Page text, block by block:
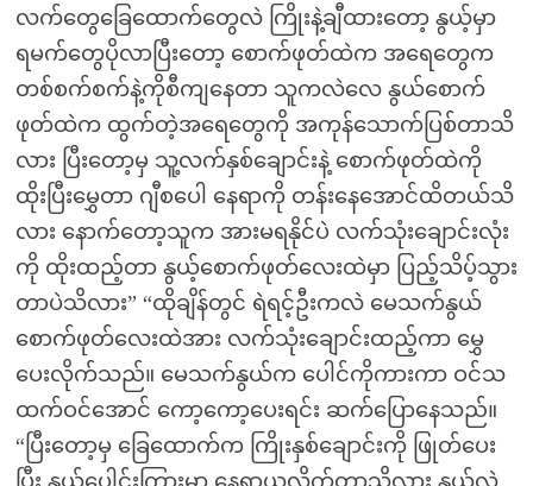
လက်တွေခြေထောက်တွေလဲ ကြိုးနဲ့ချီထားတော့ နွယ့်မှာ
ရမက်တွေပိုလာပြီးတော့ စောက်ဖုတ်ထဲက အရေတွေက
တစ်စက်စက်နဲ့ကိုစီကျနေတာ သူကလဲလေ နွယ်စောက်
ဖုတ်ထဲက ထွက်တဲ့အရေတွေကို အကုန်သောက်ပြစ်တာသိ
လား ပြီးတော့မှ သူ့လက်နှစ်ချောင်းနဲ့ စောက်ဖုတ်ထဲကို
ထိုးပြီးမွှေတာ ဂျီစပေါ နေရာကို တန်းနေအောင်ထိတယ်သိ
လား နောက်တော့သူက အားမရနိုင်ပဲ လက်သုံးချောင်းလုံး
ကို ထိုးထည့်တာ နွယ့်စောက်ဖုတ်လေးထဲမှာ ပြည့်သိပ့်သွား
တာပဲသိလား” “ထိုချိန်တွင် ရဲရင့်ဦးကလဲ မေသက်နွယ်
စောက်ဖုတ်လေးထဲအား လက်သုံးချောင်းထည့်ကာ မွှေ
ပေးလိုက်သည်။ မေသက်နွယ်က ပေါင်ကိုကားကာ ဝင်သ
ထက်ဝင်အောင် ကော့ကော့ပေးရင်း ဆက်ပြောနေသည်။
“ပြီးတော့မှ ခြေထောက်က ကြိုးနှစ်ချောင်းကို ဖြုတ်ပေး
ပြီး နွယ့်ပေါင်းကြားမှာ နေရာယူလိုက်တာသိလား နွယ်လဲ